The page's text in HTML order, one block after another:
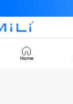
Home